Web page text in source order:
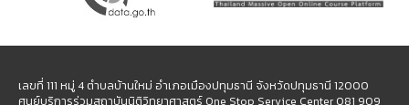
เลขที่ 111 หมู่ 4 ตำบลบ้านใหม่ อำเภอเมืองปทุมธานี จังหวัดปทุมธานี 12000
ศูนย์บริการร่วมสถาบันนิติวิทยาศาสตร์ One Stop Service Center 081 909